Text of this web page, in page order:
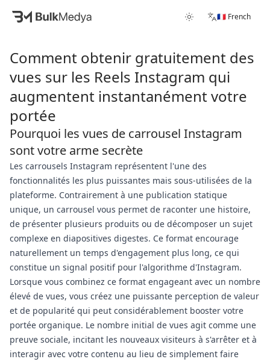
🇫🇷 French
Comment obtenir gratuitement des
vues sur les Reels Instagram qui
augmentent instantanément votre
portée
Pourquoi les vues de carrousel Instagram
sont votre arme secrète
Les carrousels Instagram représentent l'une des
fonctionnalités les plus puissantes mais sous-utilisées de la
plateforme. Contrairement à une publication statique
unique, un carrousel vous permet de raconter une histoire,
de présenter plusieurs produits ou de décomposer un sujet
complexe en diapositives digestes. Ce format encourage
naturellement un temps d'engagement plus long, ce qui
constitue un signal positif pour l'algorithme d'Instagram.
Lorsque vous combinez ce format engageant avec un nombre
élevé de vues, vous créez une puissante perception de valeur
et de popularité qui peut considérablement booster votre
portée organique. Le nombre initial de vues agit comme une
preuve sociale, incitant les nouveaux visiteurs à s'arrêter et à
interagir avec votre contenu au lieu de simplement faire